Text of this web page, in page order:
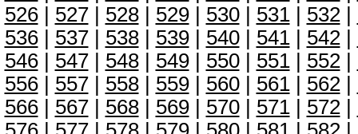
526| 527| 528| 529| 530| 531| 532|
536| 537| 538| 539| 540| 541| 542|
546| 547| 548| 549| 550| 551| 552|
556| 557| 558| 559| 560| 561| 562|
566| 567| 568| 569| 570| 571| 572|